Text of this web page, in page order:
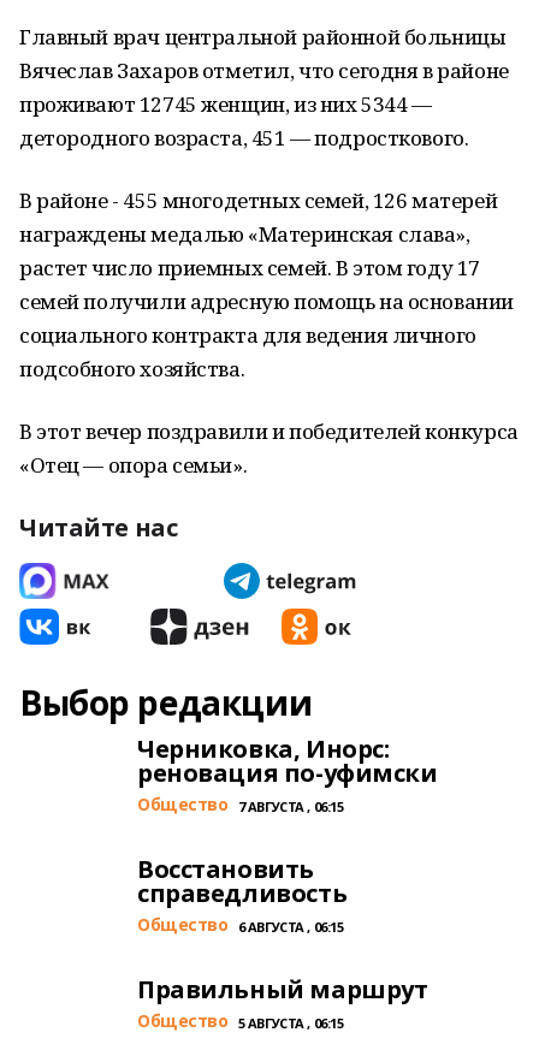
Главный врач центральной районной больницы
Вячеслав Захаров отметил, что сегодня в районе
проживают 12745 женщин, из них 5344 —
детородного возраста, 451 — подросткового.
В районе - 455 многодетных семей, 126 матерей
награждены медалью «Материнская слава»,
растет число приемных семей. В этом году 17
семей получили адресную помощь на основании
социального контракта для ведения личного
подсобного хозяйства.
В этот вечер поздравили и победителей конкурса
«Отец — опора семьи».
Читайте нас
Выбор редакции
Черниковка, Инорс:
реновация по-уфимски
Общество 7 АВГУСТА , 06:15
Восстановить
справедливость
Общество 6 АВГУСТА , 06:15
Правильный маршрут
Общество 5 АВГУСТА , 06:15